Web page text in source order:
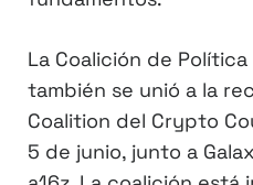
La Coalición de
también se unió a la
Coalition del Crypto
5 de junio, junto a